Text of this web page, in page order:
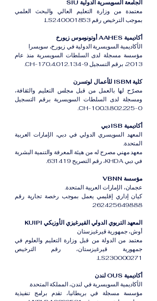
الجامعة السويسرية الدولية SIU
معتمدة من وزارة التعليم العالي والبحث العلمي
بموجب الترخيص رقم LS240001853.
أكاديمية AAHES أوتونوموس زيورخ
الأكاديمية السويسرية الدولية في زيورخ، سويسرا
مؤسسة مسجلة لدى السلطات السويسرية منذ عام
2013، برقم التسجيل CH-170.4.012.134-9.
كلية ISBM للأعمال لوتسرن
مصرّح لها بالعمل من قبل مجلس التعليم والثقافة،
ومسجلة لدى السلطات السويسرية برقم التسجيل
CH-100.3.802.225-0.
أكاديمية ISB دبي
المعهد السويسري الدولي في دبي، الإمارات العربية
المتحدة.
معهد مهني مصرح له من هيئة المعرفة والتنمية البشرية
في دبي KHDA، رقم التصريح 631419.
مؤسسة VBNN
عجمان، الإمارات العربية المتحدة.
كيان إداري إقليمي يعمل بموجب رخصة تجارية رقم
262425649888.
المعهد التربوي الدولي القيرغيزي الأوزبكي KUIPI
أوش، جمهورية قيرغيزستان
معتمد من الدولة من قبل وزارة التعليم والعلوم في
جمهورية قيرغيزستان، رقم الترخيص
LS230000271.
أكاديمية OUS لندن
الأكاديمية السويسرية في لندن، المملكة المتحدة.
مؤسسة مسجلة في بريطانيا، تقدم برامج تنفيذية